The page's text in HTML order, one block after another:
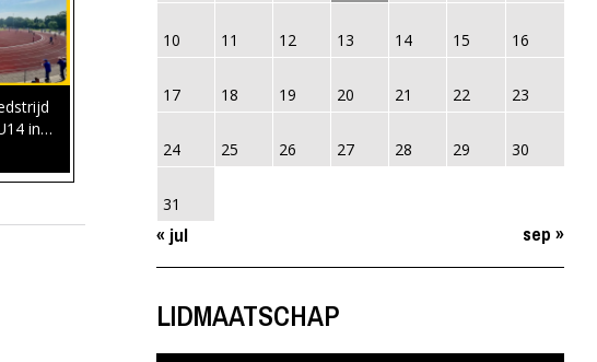
in…
10 11 12 13 14 15 16
17 18 19 20 21 22 23
24 25 26 27 28 29 30
31
« jul sep »
LIDMAATSCHAP